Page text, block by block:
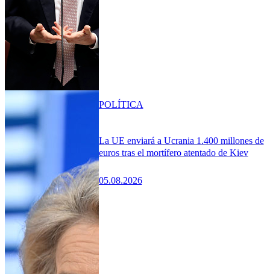
La UE enviará a Ucrania 1.400 millones de
euros tras el mortífero atentado de Kiev
05.08.2026
POLÍTICA